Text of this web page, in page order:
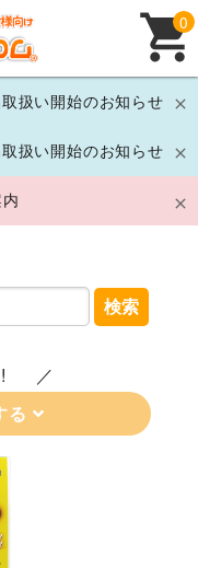
扱い開始のお知らせ
扱い開始のお知らせ
0
検索
る